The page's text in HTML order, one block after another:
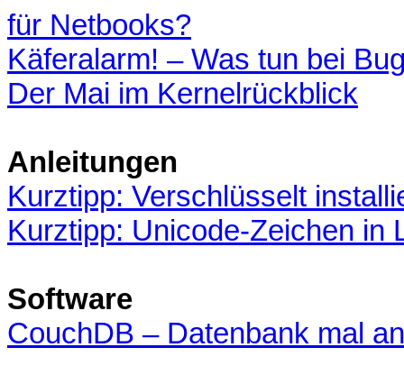
für Netbooks?
Käferalarm! – Was tun bei
Der Mai im Kernelrückblick
Anleitungen
Kurztipp: Verschlüsselt
Kurztipp: Unicode-Zeichen in
Software
CouchDB – Datenbank mal